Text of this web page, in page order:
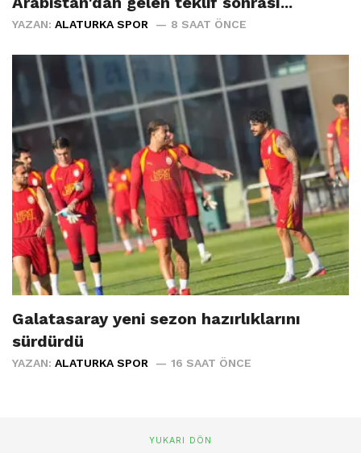
YAZAN: ALATURKA SPOR 8 SAAT ÖNCE
Galatasaray yeni sezon hazırlıklarını
sürdürdü
YAZAN: ALATURKA SPOR 16 SAAT ÖNCE
YUKARI DÖN